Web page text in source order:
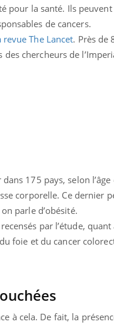
pour la santé. Ils
de cancers.
The Lancet. Près de
chercheurs de
175 pays, selon
corporelle. Ce dernier
parle d’obésité.
par l’étude,
foie et du cancer
à cela. De fait, la